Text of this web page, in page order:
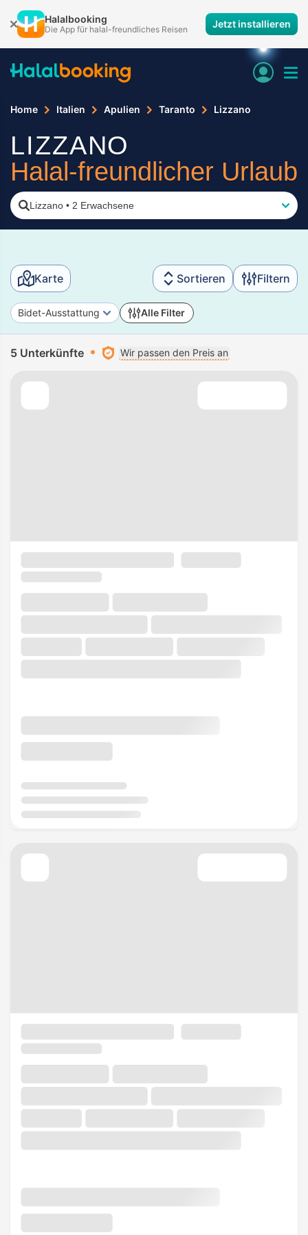
Halalbooking
Die App für halal-freundliches Reisen Jetzt installieren
Home Italien Apulien Taranto Lizzano
LIZZANO
Halal-freundlicher Urlaub
Lizzano • 2 Erwachsene
Karte Sortieren Filtern
Bidet-Ausstattung Alle Filter
5 Unterkünfte Wir passen den Preis an